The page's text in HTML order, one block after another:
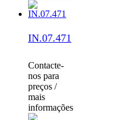
IN.07.471
Contacte-
nos para
preços /
mais
informações